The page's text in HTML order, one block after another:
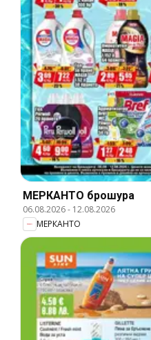
МЕРКАНТО брошура
06.08.2026- 12.08.2026
МЕРКАНТО